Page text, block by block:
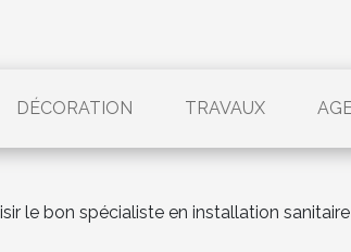
DÉCORATION TRAVAUX
le bon spécialiste en installation sanitaire